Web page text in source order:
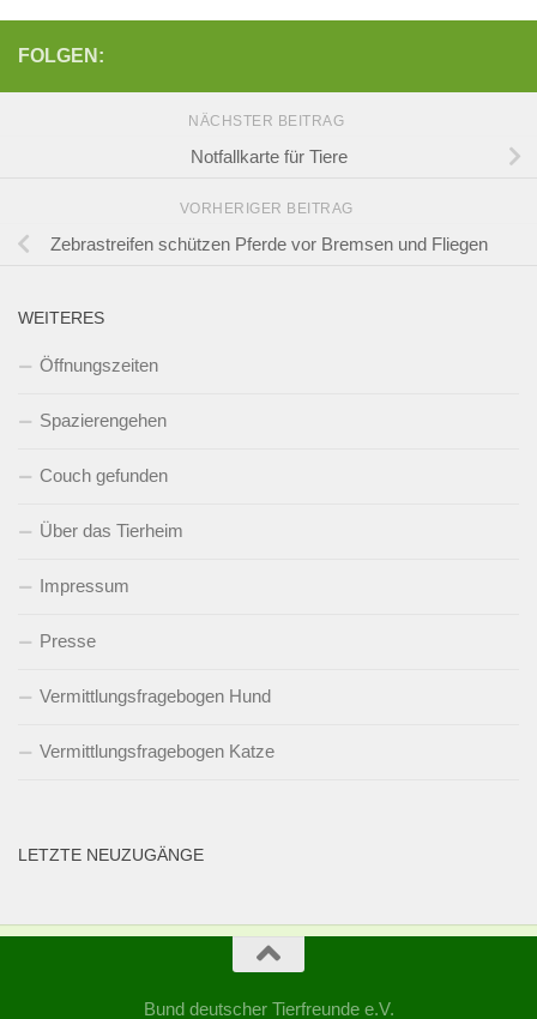
FOLGEN:
NÄCHSTER BEITRAG
Notfallkarte für Tiere
VORHERIGER BEITRAG
Zebrastreifen schützen Pferde vor Bremsen und Fliegen
WEITERES
Öffnungszeiten
Spazierengehen
Couch gefunden
Über das Tierheim
Impressum
Presse
Vermittlungsfragebogen Hund
Vermittlungsfragebogen Katze
LETZTE NEUZUGÄNGE
Bund deutscher Tierfreunde e.V.